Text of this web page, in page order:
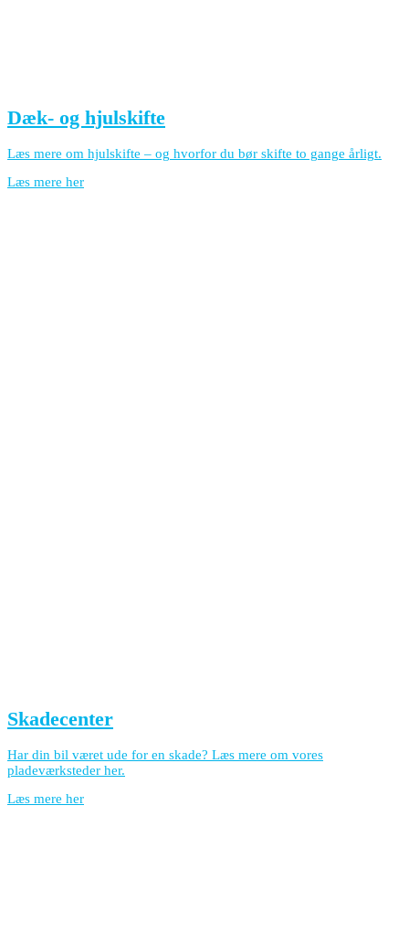
Dæk- og hjulskifte
Læs mere om hjulskifte – og hvorfor du bør skifte to gange årligt.
Læs mere her
Skadecenter
Har din bil været ude for en skade? Læs mere om vores
pladeværksteder her.
Læs mere her